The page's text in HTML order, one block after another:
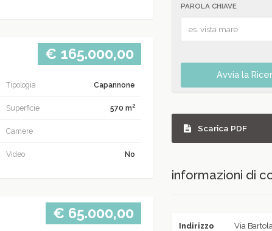
€ 165.000,00
Tipologia Capannone
Superficie 570 m2
Camere
Video No
€ 65.000,00
PAROLA CHIAVE
Avvia la
Scarica PDF
informazioni di
Indirizzo
Via